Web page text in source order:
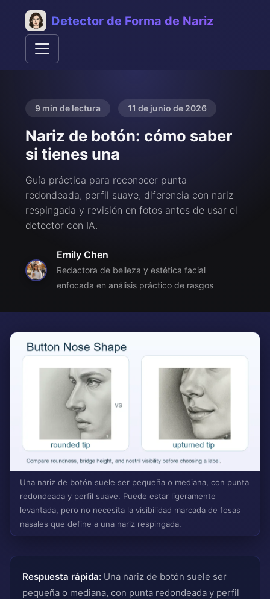
Detector de Forma de Nariz
9 min de lectura 11 de junio de 2026
Nariz de botón: cómo saber
si tienes una
Guía práctica para reconocer punta
redondeada, perfil suave, diferencia con nariz
respingada y revisión en fotos antes de usar el
detector con IA.
Emily Chen
Redactora de belleza y estética facial
enfocada en análisis práctico de rasgos
Una nariz de botón suele ser pequeña o mediana, con punta
redondeada y perfil suave. Puede estar ligeramente
levantada, pero no necesita la visibilidad marcada de fosas
nasales que define a una nariz respingada.
Respuesta rápida: Una nariz de botón suele ser
pequeña o mediana, con punta redondeada y perfil